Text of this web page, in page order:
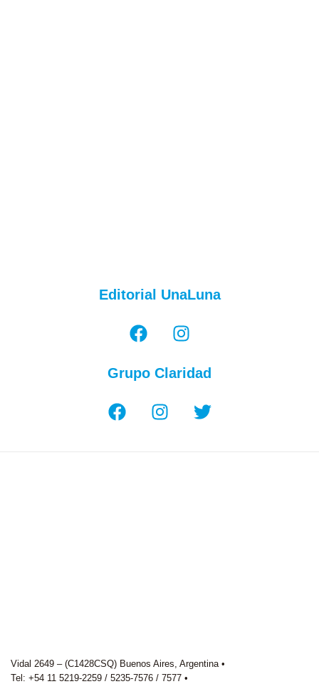
Editorial UnaLuna
Grupo Claridad
Vidal 2649 – (C1428CSQ) Buenos Aires, Argentina •
Tel: +54 11 5219-2259 / 5235-7576 / 7577 •